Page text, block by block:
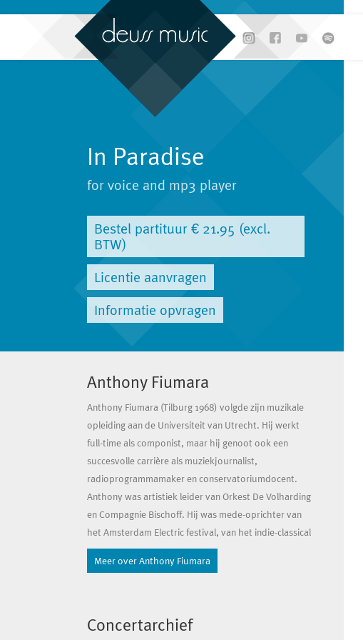
In Paradise
for voice and mp3 player
Bestel partituur € 21.95 (excl.
BTW)
Licentie aanvragen
Informatie opvragen
Anthony Fiumara
Anthony Fiumara (Tilburg 1968) volgde zijn muzikale
opleiding aan de Universiteit van Utrecht. Hij werkt
full-time als componist, maar hij genoot ook een
succesvolle carrière als muziekjournalist,
radioprogrammamaker en conservatoriumdocent.
Anthony was artistiek leider van Orkest De Volharding
en Compagnie Bischoff. Hij was mede-oprichter van
het Amsterdam Electric festival, van het indie-classical
ensemble Lunapark en het onafhankelijke platenlabel
Alaska Records. In 2022 voltooide hij de Master
Fiumara schreef muziek voor een aantal internationale
Meer over Anthony Fiumara
Concertarchief